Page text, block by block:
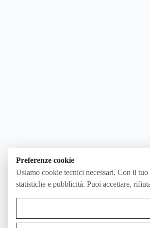
Preferenze cookie
Usiamo cookie tecnici necessari. Con il
statistiche e pubblicità. Puoi accettare,